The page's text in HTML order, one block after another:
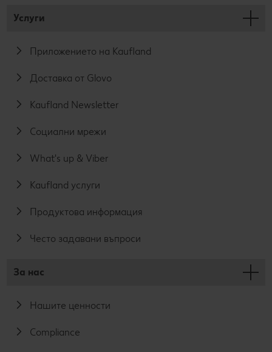
Услуги
Приложението на Kaufland
Доставка от Glovo
Kaufland Newsletter
Социални мрежи
What's up & Viber
Kaufland услуги
Продуктова информация
Често задавани въпроси
За нас
Нашите ценности
Compliance